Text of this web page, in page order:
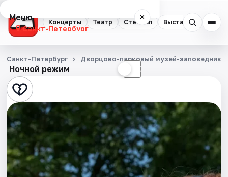
Концерты Театр Стендап Выставки
Меню ×
Санкт-Петербург
Концерты
Театр
Стендап
Выставки
Квесты
Экскурсии
Ночной режим ☾
Санкт-Петербург Дворцово-парковый музей-заповедник